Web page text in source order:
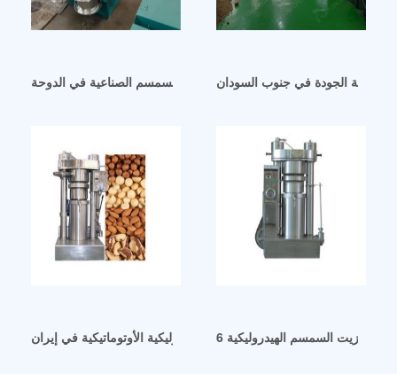
معصرة زيت السمسم الصناعية في الدوحةعالية الجودة في جنوب السودان
آلة عصر زيت عباد الشمس الهيدروليكية الأوتوماتيكية في إيران